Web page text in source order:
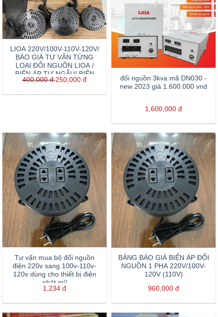
LIOA 220V/100V-110V-120V/
BÁO GIÁ TƯ VẤN TỪNG
LOẠI ĐỔI NGUỒN LIOA /
BIẾN ÁP TỰ NGẪU/ BIẾN
THẾ 110V
400,000đ 250,000 đ
đổi nguồn 3kva mã DN030 -
new 2023 giá 1.600.000 vnd
1,600,000 đ
Tư vấn mua bộ đổi nguồn
điện 220v sang 100v-110v-
120v dùng cho thiết bị điện
nhật mỹ
1,234 đ
BẢNG BÁO GIÁ BIẾN ÁP ĐỔI
NGUỒN 1 PHA 220V/100V-
120V (110V)
960,000 đ